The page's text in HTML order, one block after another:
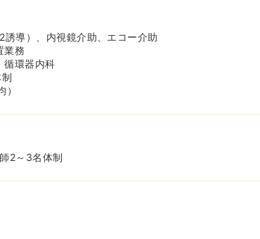
導）、内視鏡介助、エコー介助
業務
環器内科
2～3名体制